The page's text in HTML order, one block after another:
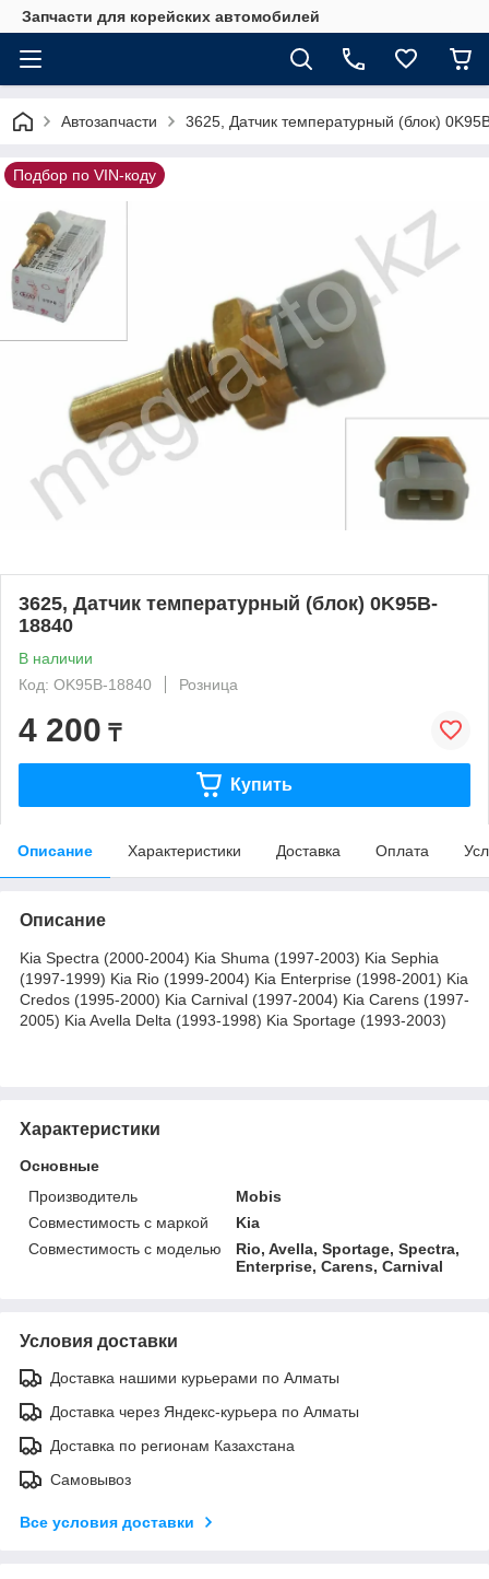
Запчасти для корейских автомобилей
Автозапчасти 3625, Датчик температурный (блок)
Подбор по VIN-коду
3625, Датчик температурный (блок) 0K95B-
18840
В наличии
Код: OK95B-18840
Розница
4 200 ₸
Купить
Описание Характеристики Доставка Оплата
Описание
Kia Spectra (2000-2004) Kia Shuma (1997-2003) Kia Sephia
(1997-1999) Kia Rio (1999-2004) Kia Enterprise (1998-2001) Kia
Credos (1995-2000) Kia Carnival (1997-2004) Kia Carens (1997-
2005) Kia Avella Delta (1993-1998) Kia Sportage (1993-2003)
Характеристики
Основные
Производитель
Mobis
Совместимость с маркой
Kia
Совместимость с моделью
Rio, Avella, Sportage, Spectra,
Enterprise, Carens, Carnival
Условия доставки
Доставка нашими курьерами по Алматы
Доставка через Яндекс-курьера по Алматы
Доставка по регионам Казахстана
Самовывоз
Все условия доставки